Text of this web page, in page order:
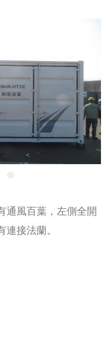
通風百葉，左側全開
連接法蘭。